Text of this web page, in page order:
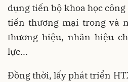
dụng tiến bộ khoa học
tiến thương mại trong và
thương hiệu, nhãn hiệu
lực...
Đồng thời, lấy phát triển